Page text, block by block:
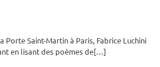
Porte Saint-Martin à Paris, Fabrice Luchini
en lisant des poèmes de[…]